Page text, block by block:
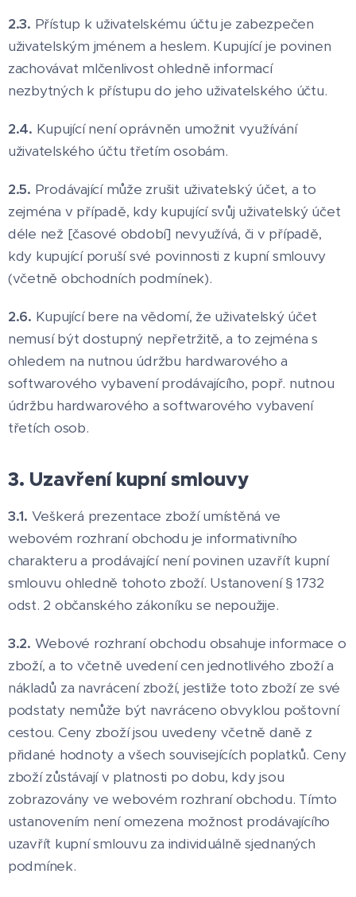
2.3. Přístup k uživatelskému účtu je zabezpečen
uživatelským jménem a heslem. Kupující je povinen
zachovávat mlčenlivost ohledně informací
nezbytných k přístupu do jeho uživatelského účtu.
2.4. Kupující není oprávněn umožnit využívání
uživatelského účtu třetím osobám.
2.5. Prodávající může zrušit uživatelský účet, a to
zejména v případě, kdy kupující svůj uživatelský účet
déle než [časové období] nevyužívá, či v případě,
kdy kupující poruší své povinnosti z kupní smlouvy
(včetně obchodních podmínek).
2.6. Kupující bere na vědomí, že uživatelský účet
nemusí být dostupný nepřetržitě, a to zejména s
ohledem na nutnou údržbu hardwarového a
softwarového vybavení prodávajícího, popř. nutnou
údržbu hardwarového a softwarového vybavení
třetích osob.
3. Uzavření kupní smlouvy
3.1. Veškerá prezentace zboží umístěná ve
webovém rozhraní obchodu je informativního
charakteru a prodávající není povinen uzavřít kupní
smlouvu ohledně tohoto zboží. Ustanovení § 1732
odst. 2 občanského zákoníku se nepoužije.
3.2. Webové rozhraní obchodu obsahuje informace o
zboží, a to včetně uvedení cen jednotlivého zboží a
nákladů za navrácení zboží, jestliže toto zboží ze své
podstaty nemůže být navráceno obvyklou poštovní
cestou. Ceny zboží jsou uvedeny včetně daně z
přidané hodnoty a všech souvisejících poplatků. Ceny
zboží zůstávají v platnosti po dobu, kdy jsou
zobrazovány ve webovém rozhraní obchodu. Tímto
ustanovením není omezena možnost prodávajícího
uzavřít kupní smlouvu za individuálně sjednaných
podmínek.